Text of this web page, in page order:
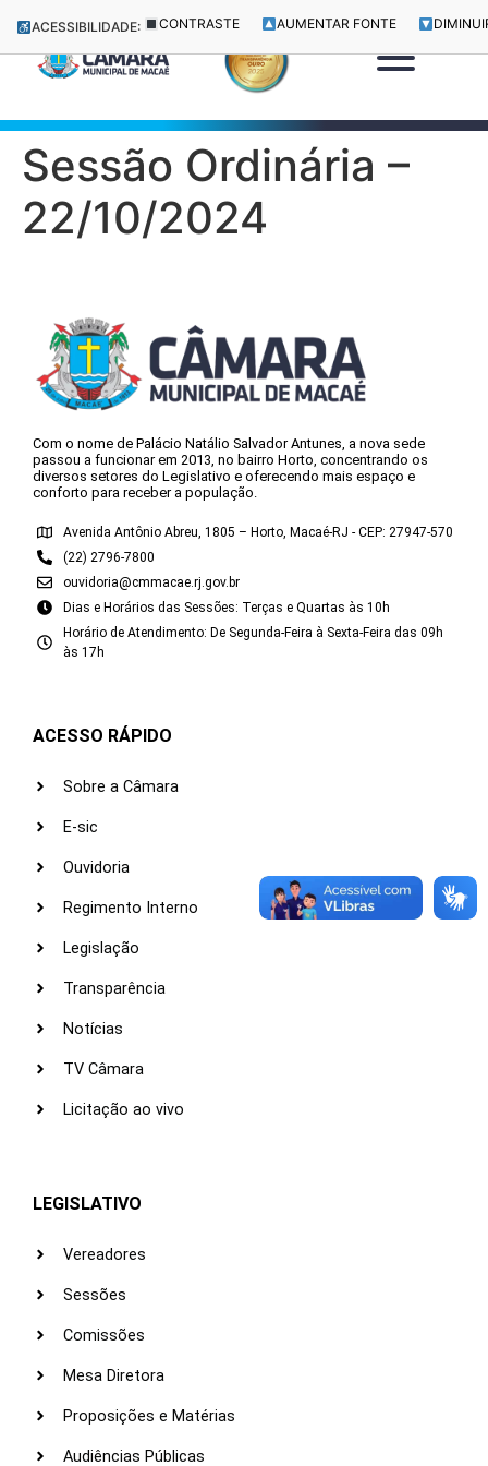
ACESSIBILIDADE: CONTRASTE AUMENTAR FONTE
Sessão Ordinária –
22/10/2024
Com o nome de Palácio Natálio Salvador Antunes, a nova sede
passou a funcionar em 2013, no bairro Horto, concentrando os
diversos setores do Legislativo e oferecendo mais espaço e
conforto para receber a população.
Avenida Antônio Abreu, 1805 – Horto, Macaé-RJ - CEP: 27947-570
(22) 2796-7800
ouvidoria@cmmacae.rj.gov.br
Dias e Horários das Sessões: Terças e Quartas às 10h
Horário de Atendimento: De Segunda-Feira à Sexta-Feira das 09h
às 17h
ACESSO RÁPIDO
Sobre a Câmara
E-sic
Ouvidoria
Regimento Interno
Legislação
Transparência
Notícias
TV Câmara
Licitação ao vivo
LEGISLATIVO
Vereadores
Sessões
Comissões
Mesa Diretora
Proposições e Matérias
Audiências Públicas